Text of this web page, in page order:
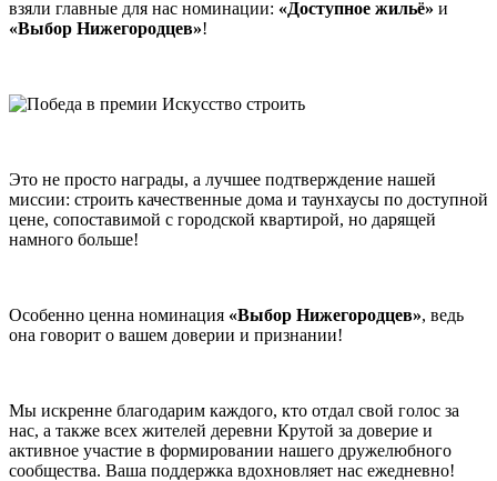
взяли главные для нас номинации: «Доступное жильё» и
«Выбор Нижегородцев»!
Это не просто награды, а лучшее подтверждение нашей
миссии: строить качественные дома и таунхаусы по доступной
цене, сопоставимой с городской квартирой, но дарящей
намного больше!
Особенно ценна номинация «Выбор Нижегородцев», ведь
она говорит о вашем доверии и признании!
Мы искренне благодарим каждого, кто отдал свой голос за
нас, а также всех жителей деревни Крутой за доверие и
активное участие в формировании нашего дружелюбного
сообщества. Ваша поддержка вдохновляет нас ежедневно!